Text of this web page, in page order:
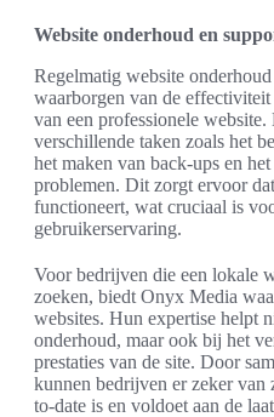
Website onderhoud en
Regelmatig website
waarborgen van de
van een professionele
verschillende taken zoals het
het maken van back-ups en
problemen. Dit zorgt ervoor
functioneert, wat cruciaal is
gebruikerservaring.
Voor bedrijven die een lokale
zoeken, biedt Onyx Media
websites. Hun expertise helpt
onderhoud, maar ook bij het
prestaties van de site. Door
kunnen bedrijven er zeker
to-date is en voldoet aan de